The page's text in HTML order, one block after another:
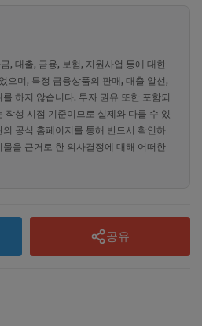
, 대출, 금융, 보험, 지원사업 등에 대한
으며, 특정 금융상품의 판매, 대출 알선,
하지 않습니다. 투자 권유 또한 포함되
작성 시점 기준이므로 실제와 다를 수 있
공식 홈페이지를 통해 반드시 확인하
을 근거로 한 의사결정에 대해 어떠한
공유